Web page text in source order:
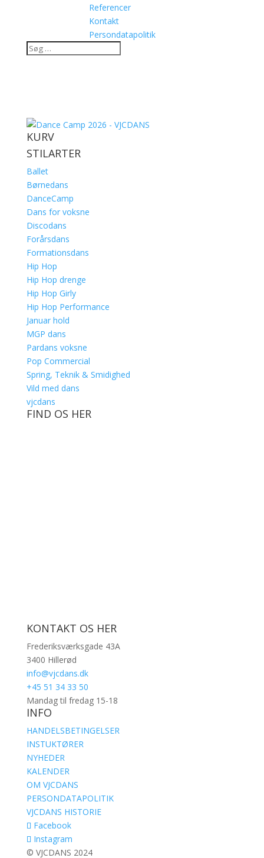
Referencer
Kontakt
Persondatapolitik
KURV
STILARTER
Ballet
Børnedans
DanceCamp
Dans for voksne
Discodans
Forårsdans
Formationsdans
Hip Hop
Hip Hop drenge
Hip Hop Girly
Hip Hop Performance
Januar hold
MGP dans
Pardans voksne
Pop Commercial
Spring, Teknik & Smidighed
Vild med dans
vjcdans
FIND OS HER
KONTAKT OS HER
Frederiksværksgade 43A
3400 Hillerød
info@vjcdans.dk
+45 51 34 33 50
Mandag til fredag 15-18
INFO
HANDELSBETINGELSER
INSTUKTØRER
NYHEDER
KALENDER
OM VJCDANS
PERSONDATAPOLITIK
VJCDANS HISTORIE
Facebook
Instagram
© VJCDANS 2024